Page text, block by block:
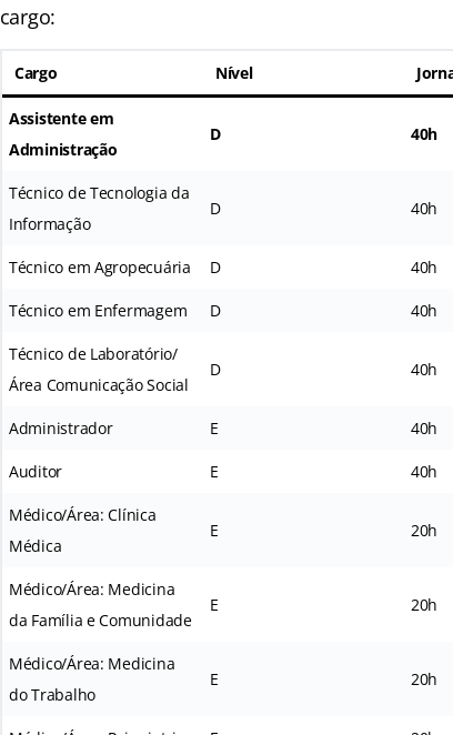
cargo:
Cargo Nível
Assistente em
Administração
D 40h
Técnico de Tecnologia da
Informação
D 40h
Técnico em Agropecuária D 40h
Técnico em Enfermagem D 40h
Técnico de Laboratório/
Área Comunicação Social
D 40h
Administrador E 40h
Auditor E 40h
Médico/Área: Clínica
Médica
E 20h
Médico/Área: Medicina
da Família e Comunidade
E 20h
Médico/Área: Medicina
do Trabalho
E 20h